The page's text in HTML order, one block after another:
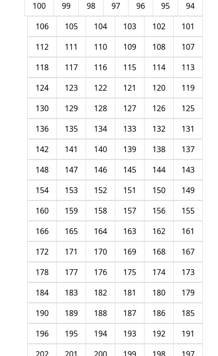
94
95
96
97
98
99
100
101
102
103
104
105
106
107
108
109
110
111
112
113
114
115
116
117
118
119
120
121
122
123
124
125
126
127
128
129
130
131
132
133
134
135
136
137
138
139
140
141
142
143
144
145
146
147
148
149
150
151
152
153
154
155
156
157
158
159
160
161
162
163
164
165
166
167
168
169
170
171
172
173
174
175
176
177
178
179
180
181
182
183
184
185
186
187
188
189
190
191
192
193
194
195
196